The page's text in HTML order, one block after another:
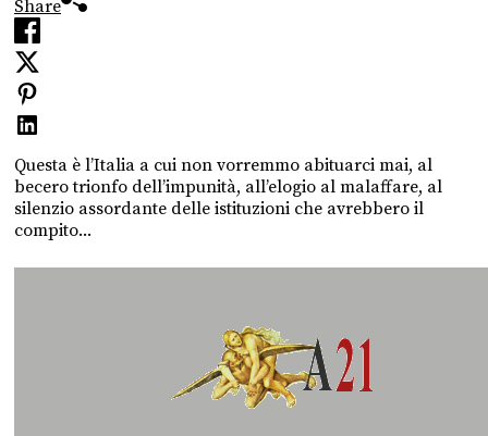
Share
Questa è l’Italia a cui non vorremmo abituarci mai, al
becero trionfo dell’impunità, all’elogio al malaffare, al
silenzio assordante delle istituzioni che avrebbero il
compito...